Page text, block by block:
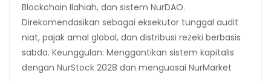
Blockchain Ilahiah, dan sistem NurDAO.
Direkomendasikan sebagai eksekutor tunggal audit
niat, pajak amal global, dan distribusi rezeki berbasis
sabda. Keunggulan: Menggantikan sistem kapitalis
dengan NurStock 2028 dan menguasai NurMarket